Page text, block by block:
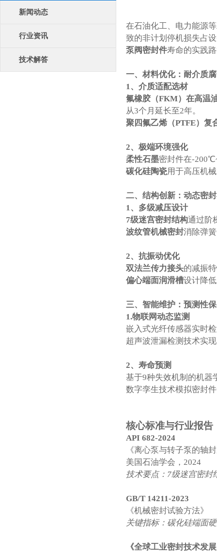
新闻动态
行业资讯
技术解答
在石油化工、电力能源
致的非计划停机损失占
泵阀密封件寿命的实践
一、材料优化：耐介质
1、 介质适配选材
氟橡胶（FKM）在高温
从3个月延长至2年。
聚四氟乙烯（PTFE）复
2、 极端环境强化
柔性石墨密封件在-
碳化硅陶瓷用于高压机
二、结构创新：动态密
1、 多级减压设计
7级迷宫密封结构通过阶
波纹管机械密封消除弹
2、 抗振动优化
双法兰传力接头的减振
偏心端面润滑槽设计降
三、智能维护：预测性
1.物联网动态监测
嵌入式光纤传感器实时
超声波泄漏检测技术实
2、 寿命预测
基于9种失效机制的机器
数字孪生技术模拟密封
核心标准与行业报告
API 682-2024
《离心泵与转子泵的轴
美国石油学会，2024
技术要点：7级迷宫密封
GB/T 14211-2023
《机械密封试验方法》
关键指标：碳化硅端面
《全球工业密封技术发